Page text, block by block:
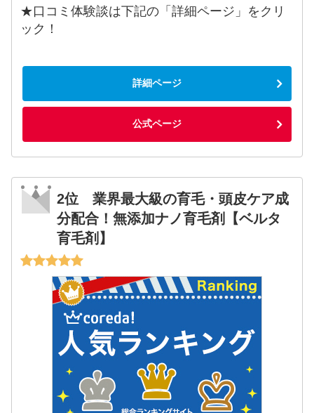
★口コミ体験談は下記の「詳細ページ」をクリ
ック！
詳細ページ
公式ページ
2位 業界最大級の育毛・頭皮ケア成
分配合！無添加ナノ育毛剤【ベルタ
育毛剤】